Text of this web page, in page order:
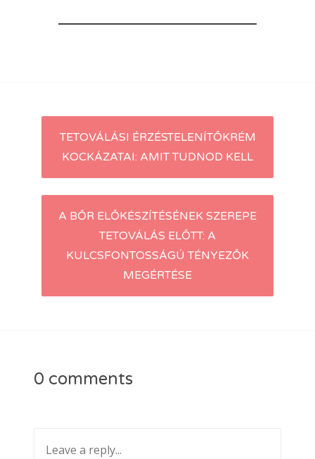
Post
navigation
TETOVÁLÁSI ÉRZÉSTELENÍTŐKRÉM
KOCKÁZATAI: AMIT TUDNOD KELL
A BŐR ELŐKÉSZÍTÉSÉNEK SZEREPE
TETOVÁLÁS ELŐTT: A
KULCSFONTOSSÁGÚ TÉNYEZŐK
MEGÉRTÉSE
0 comments